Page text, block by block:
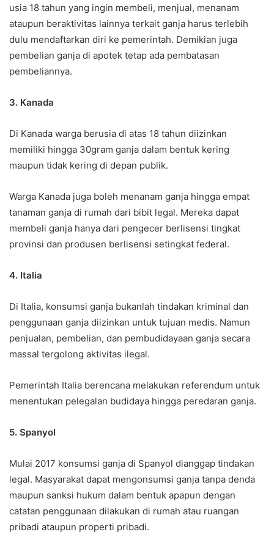
usia 18 tahun yang ingin membeli, menjual, menanam
ataupun beraktivitas lainnya terkait ganja harus terlebih
dulu mendaftarkan diri ke pemerintah. Demikian juga
pembelian ganja di apotek tetap ada pembatasan
pembeliannya.
3. Kanada
Di Kanada warga berusia di atas 18 tahun diizinkan
memiliki hingga 30gram ganja dalam bentuk kering
maupun tidak kering di depan publik.
Warga Kanada juga boleh menanam ganja hingga empat
tanaman ganja di rumah dari bibit legal. Mereka dapat
membeli ganja hanya dari pengecer berlisensi tingkat
provinsi dan produsen berlisensi setingkat federal.
4. Italia
Di Italia, konsumsi ganja bukanlah tindakan kriminal dan
penggunaan ganja diizinkan untuk tujuan medis. Namun
penjualan, pembelian, dan pembudidayaan ganja secara
massal tergolong aktivitas ilegal.
Pemerintah Italia berencana melakukan referendum untuk
menentukan pelegalan budidaya hingga peredaran ganja.
5. Spanyol
Mulai 2017 konsumsi ganja di Spanyol dianggap tindakan
legal. Masyarakat dapat mengonsumsi ganja tanpa denda
maupun sanksi hukum dalam bentuk apapun dengan
catatan penggunaan dilakukan di rumah atau ruangan
pribadi ataupun properti pribadi.